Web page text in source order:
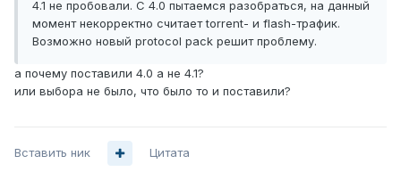
4.1 не пробовали. С 4.0 пытаемся разобраться, на данный
момент некорректно считает torrent- и flash-трафик.
Возможно новый protocol pack решит проблему.
а почему поставили 4.0 а не 4.1?
или выбора не было, что было то и поставили?
Вставить ник Цитата